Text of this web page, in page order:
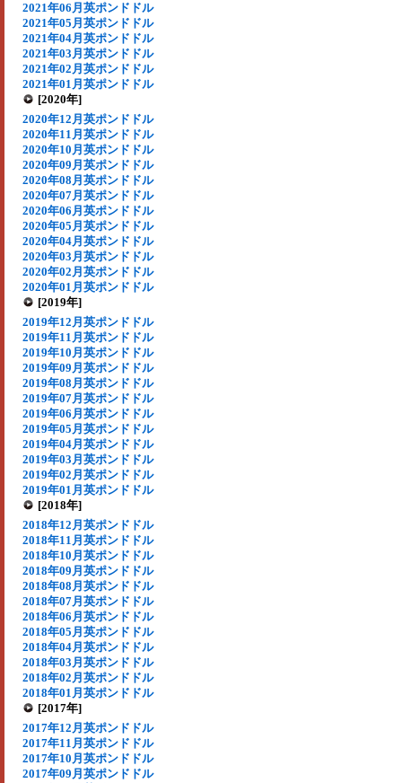
2021年06月英ポンドドル
2021年05月英ポンドドル
2021年04月英ポンドドル
2021年03月英ポンドドル
2021年02月英ポンドドル
2021年01月英ポンドドル
[2020年]
2020年12月英ポンドドル
2020年11月英ポンドドル
2020年10月英ポンドドル
2020年09月英ポンドドル
2020年08月英ポンドドル
2020年07月英ポンドドル
2020年06月英ポンドドル
2020年05月英ポンドドル
2020年04月英ポンドドル
2020年03月英ポンドドル
2020年02月英ポンドドル
2020年01月英ポンドドル
[2019年]
2019年12月英ポンドドル
2019年11月英ポンドドル
2019年10月英ポンドドル
2019年09月英ポンドドル
2019年08月英ポンドドル
2019年07月英ポンドドル
2019年06月英ポンドドル
2019年05月英ポンドドル
2019年04月英ポンドドル
2019年03月英ポンドドル
2019年02月英ポンドドル
2019年01月英ポンドドル
[2018年]
2018年12月英ポンドドル
2018年11月英ポンドドル
2018年10月英ポンドドル
2018年09月英ポンドドル
2018年08月英ポンドドル
2018年07月英ポンドドル
2018年06月英ポンドドル
2018年05月英ポンドドル
2018年04月英ポンドドル
2018年03月英ポンドドル
2018年02月英ポンドドル
2018年01月英ポンドドル
[2017年]
2017年12月英ポンドドル
2017年11月英ポンドドル
2017年10月英ポンドドル
2017年09月英ポンドドル